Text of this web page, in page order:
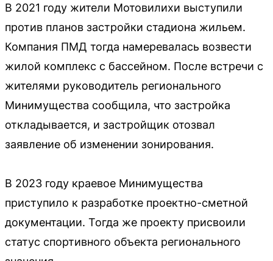
В 2021 году жители Мотовилихи выступили
против планов застройки стадиона жильем.
Компания ПМД тогда намеревалась возвести
жилой комплекс с бассейном. После встречи с
жителями руководитель регионального
Минимущества сообщила, что застройка
откладывается, и застройщик отозвал
заявление об изменении зонирования.
В 2023 году краевое Минимущества
приступило к разработке проектно-сметной
документации. Тогда же проекту присвоили
статус спортивного объекта регионального